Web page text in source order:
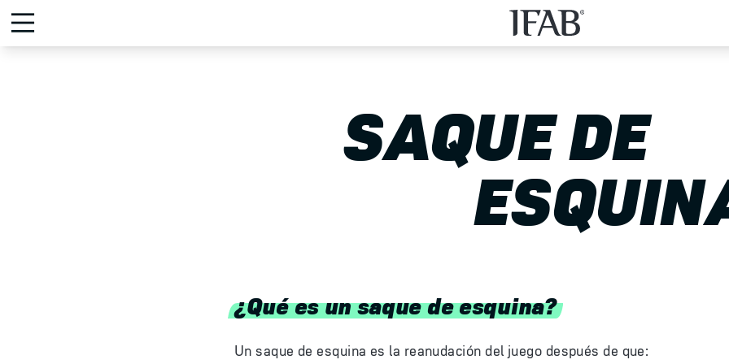
SAQUE DE
¿Qué es un saque de esquina?
Un saque de esquina es la reanudación del juego después de que: